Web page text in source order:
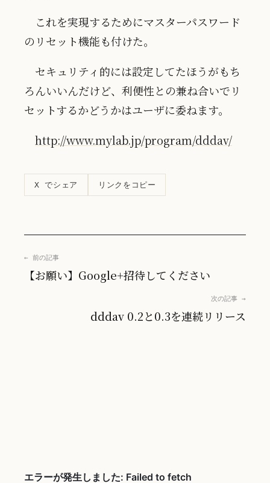
これを実現するためにマスターパスワード
のリセット機能も付けた。
セキュリティ的には設定してたほうがもち
ろんいいんだけど、利便性との兼ね合いでリ
セットするかどうかはユーザに委ねます。
http://www.mylab.jp/program/dddav/
X でシェア リンクをコピー
← 前の記事
【お願い】Google+招待してください
次の記事 →
dddav 0.2と0.3を連続リリース